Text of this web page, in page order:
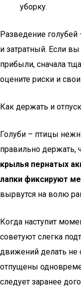
уборку.
Разведение
и затратный. Если
прибыли, сначала
оцените риски и
Как держать и
Голуби – птицы
правильно держать,
крылья пернатых
лапки фиксируют
вырвутся на волю
Когда наступит
советуют слегка
движений делать не
отпущены
следует заранее